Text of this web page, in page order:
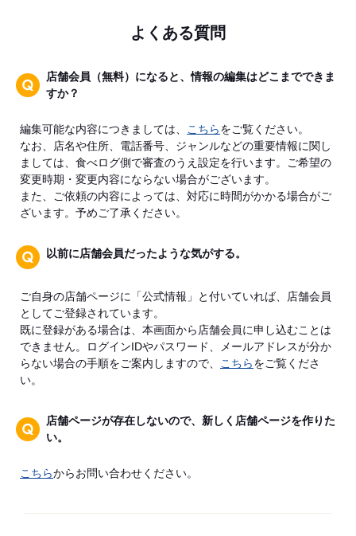
よくある質問
店舗会員（無料）になると、情報の編集はどこまでできま
すか？
編集可能な内容につきましては、 こちらをご覧ください。
なお、店名や住所、電話番号、ジャンルなどの重要情報に関し
ましては、食べログ側で審査のうえ設定を行います。ご希望の
変更時期・変更内容にならない場合がございます。
また、ご依頼の内容によっては、対応に時間がかかる場合がご
ざいます。予めご了承ください。
以前に店舗会員だったような気がする。
ご自身の店舗ページに「公式情報」と付いていれば、店舗会員
としてご登録されています。
既に登録がある場合は、本画面から店舗会員に申し込むことは
できません。ログインIDやパスワード、メールアドレスが分か
らない場合の手順をご案内しますので、
こちらをご覧くださ
い。
店舗ページが存在しないので、新しく店舗ページを作りた
い。
こちらからお問い合わせください。